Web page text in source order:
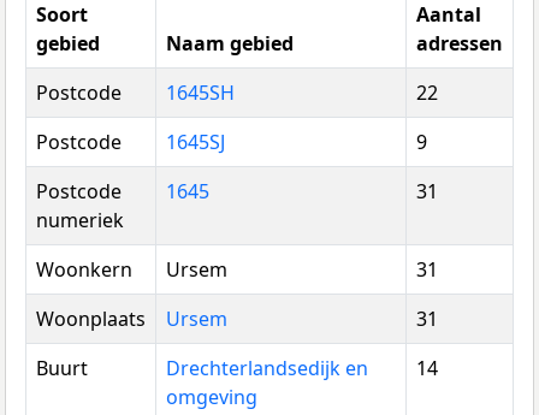
Soort
gebied
Naam gebied
Aantal
adressen
Postcode
1645SH
22
Postcode
1645SJ
9
Postcode
numeriek
1645 31
Woonkern Ursem
31
Woonplaats
Ursem
31
Buurt
Drechterlandsedijk en
omgeving
14